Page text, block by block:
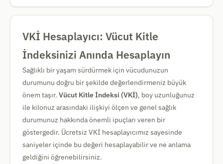
VKİ Hesaplayıcı: Vücut Kitle
İndeksinizi Anında Hesaplayın
Sağlıklı bir yaşam sürdürmek için vücudunuzun
durumunu doğru bir şekilde değerlendirmeniz büyük
önem taşır. Vücut Kitle İndeksi (VKİ), boy uzunluğunuz
ile kilonuz arasındaki ilişkiyi ölçen ve genel sağlık
durumunuz hakkında önemli ipuçları veren bir
göstergedir. Ücretsiz VKİ hesaplayıcımız sayesinde
saniyeler içinde bu değeri hesaplayabilir ve ne anlama
geldiğini öğrenebilirsiniz.